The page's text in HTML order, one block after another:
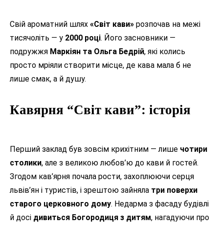
Свій ароматний шлях «Світ кави» розпочав на межі
тисячоліть — у 2000 році. Його засновники —
подружжя Маркіян та Ольга Бедрій, які колись
просто мріяли створити місце, де кава мала б не
лише смак, а й душу.
Кавярня “Світ кави”: історія
Перший заклад був зовсім крихітним — лише чотири
столики, але з великою любов’ю до кави й гостей.
Згодом кав’ярня почала рости, захоплюючи серця
львів’ян і туристів, і зрештою зайняла три поверхи
старого церковного дому. Недарма з фасаду будівлі
й досі дивиться Богородиця з дитям, нагадуючи про